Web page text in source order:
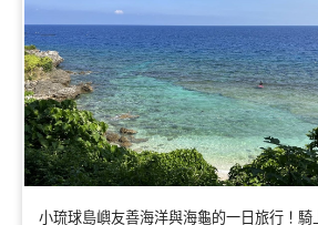
小琉球島嶼友善海洋與海龜的一日旅行！